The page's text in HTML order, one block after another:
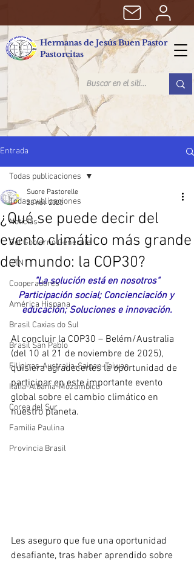
Hermanas de Jesús Buen Pastor
Pastorcitas
Entrada
Todas publicaciones
Noticias
Del Gobierno Generale
CTN
Cooperadores
América Hispana
Brasil Caxias do Sul
Brasil San Pablo
Filipinas-Australia-Saipan-Taiwan
Itália-Albania-Mozambico
Corea del Sur
Familia Paulina
Provincia Brasil
Todas publicaciones
¿Qué se puede decir del
evento climático más grande
del mundo: la COP30?
Suore Pastorelle
28 nov 2025
"La solución está en nosotros"
Participación social; Concienciación y
educación; Soluciones e innovación.
Al concluir la COP30 – Belém/Australia
(del 10 al 21 de noviembre de 2025),
quisiera agradecerles la oportunidad de
participar en este importante evento
global sobre el cambio climático en
nuestro planeta.
Les aseguro que fue una oportunidad
desafiante, tras haber aprendido sobre